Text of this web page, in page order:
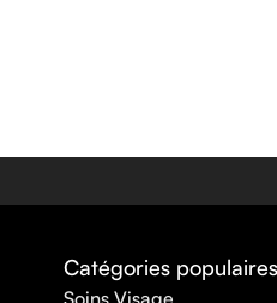
Catégories populaires